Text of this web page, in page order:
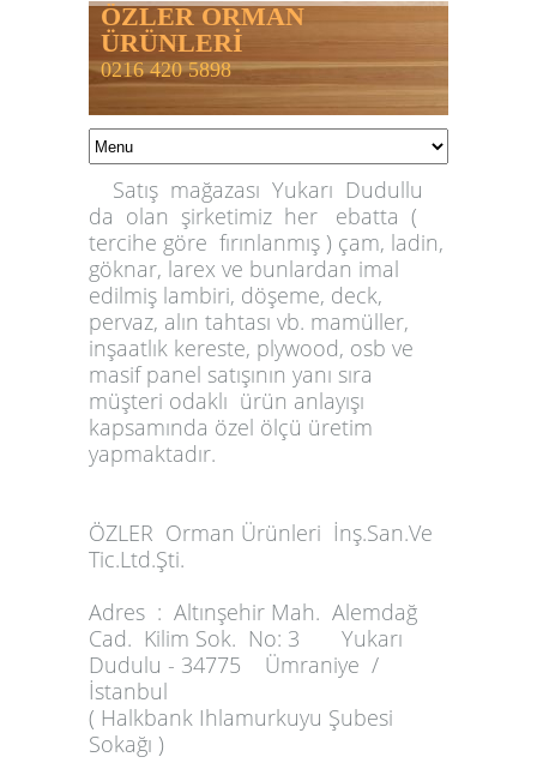
ÖZLER ORMAN
ÜRÜNLERİ
0216 420 5898
Satış mağazası Yukarı Dudullu
da olan şirketimiz her ebatta (
tercihe göre fırınlanmış ) çam, ladin,
göknar, larex ve bunlardan imal
edilmiş lambiri, döşeme, deck,
pervaz, alın tahtası vb. mamüller,
inşaatlık kereste, plywood, osb ve
masif panel satışının yanı sıra
müşteri odaklı ürün anlayışı
kapsamında özel ölçü üretim
yapmaktadır.
ÖZLER Orman Ürünleri İnş.San.Ve
Tic.Ltd.Şti.
Adres : Altınşehir Mah. Alemdağ
Cad. Kilim Sok. No: 3 Yukarı
Dudulu - 34775 Ümraniye /
İstanbul
( Halkbank Ihlamurkuyu Şubesi
Sokağı )